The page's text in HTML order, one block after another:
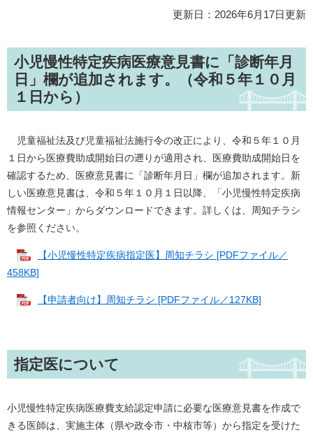
更新日：2026年6月17日更新
小児慢性特定疾病医療意見書に「診断年月
日」欄が追加されます。（令和５年１０月
１日から）
児童福祉法及び児童福祉法施行令の改正により、令和５年１０月
１日から医療費助成開始日の遡りが適用され、医療費助成開始日を
確認するため、医療意見書に「診断年月日」欄が追加されます。新
しい医療意見書は、令和５年１０月１日以降、「小児慢性特定疾病
情報センター」からダウンロードできます。詳しくは、周知チラシ
を参照ください。
【小児慢性特定疾病指定医】周知チラシ [PDFファイル／
458KB]
【申請者向け】周知チラシ [PDFファイル／127KB]
指定医について
小児慢性特定疾病医療費支給認定申請に必要な医療意見書を作成で
きる医師は、実施主体（県や政令市・中核市等）から指定を受けた